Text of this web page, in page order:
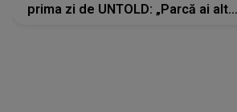
prima zi de UNTOLD: „Parcă ai altă